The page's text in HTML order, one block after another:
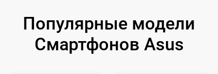
Популярные модели
Смартфонов Asus